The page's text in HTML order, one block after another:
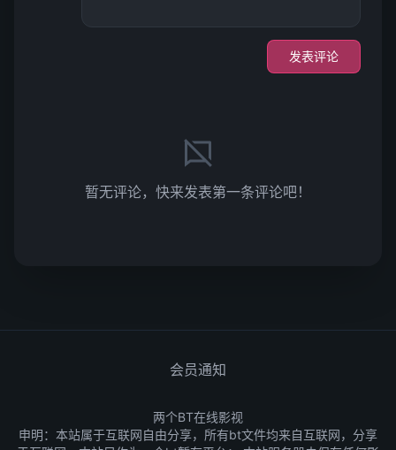
发表评论
暂无评论，快来发表第一条评论吧！
会员通知
两个BT在线影视
申明：本站属于互联网自由分享，所有bt文件均来自互联网，分享